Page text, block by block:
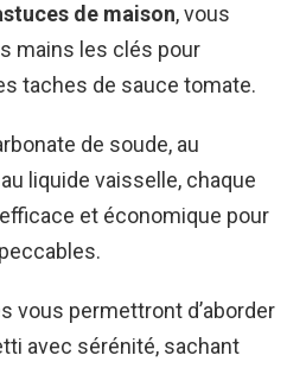
de maison, vous
mains les clés pour
taches de sauce tomate.
de soude, au
liquide vaisselle, chaque
et économique pour
vous permettront d’aborder
avec sérénité, sachant